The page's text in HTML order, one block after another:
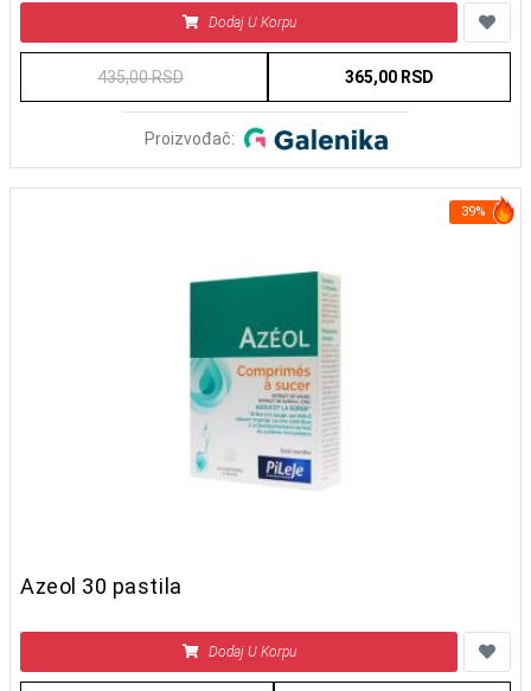
Dodaj U Korpu
435,00 RSD 365,00 RSD
Proizvođač:
39%
Azeol 30 pastila
Dodaj U Korpu